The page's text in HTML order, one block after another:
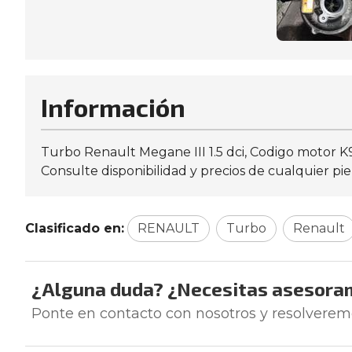
Información
Turbo Renault Megane III 1.5 dci, Codigo motor
Consulte disponibilidad y precios de cualquier
Clasificado en: RENAULT Turbo Renault
¿Alguna duda? ¿Necesitas
Ponte en contacto con nosotros y